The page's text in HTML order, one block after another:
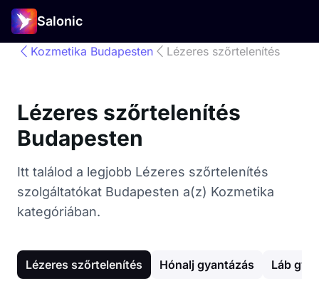
Salonic
Kozmetika Budapesten Lézeres szőrtelenítés
Lézeres szőrtelenítés
Budapesten
Itt találod a legjobb Lézeres szőrtelenítés
szolgáltatókat Budapesten a(z) Kozmetika
kategóriában.
Lézeres szőrtelenítés Hónalj gyantázás Láb